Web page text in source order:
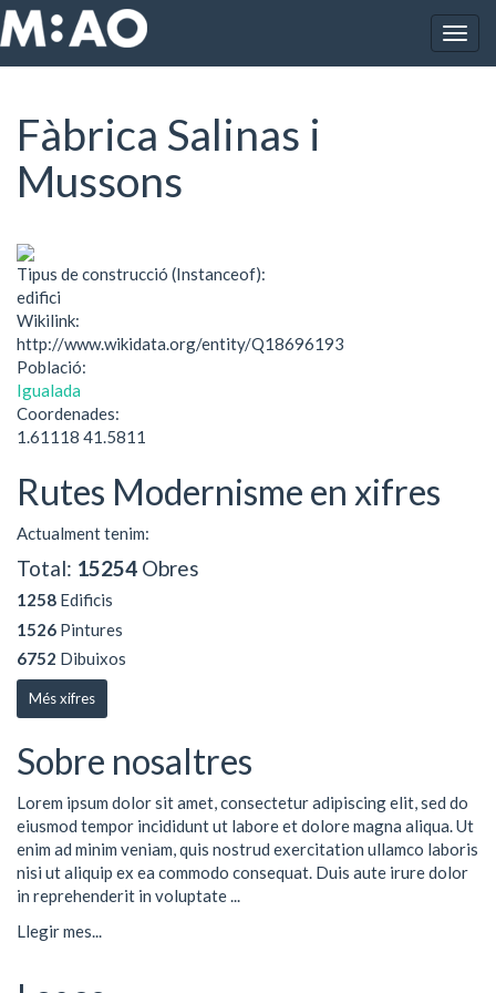
Vés al contingut
Inici Fàbrica Salinas i Mussons
Fàbrica Salinas i
Mussons
Tipus de construcció (Instanceof):
edifici
Wikilink:
http://www.wikidata.org/entity/Q18696193
Població:
Igualada
Coordenades:
1.61118 41.5811
Rutes Modernisme en xifres
Actualment tenim:
Total: 15254 Obres
1258 Edificis
1526 Pintures
6752 Dibuixos
Més xifres
Sobre nosaltres
Lorem ipsum dolor sit amet, consectetur adipiscing elit, sed do
eiusmod tempor incididunt ut labore et dolore magna aliqua. Ut
enim ad minim veniam, quis nostrud exercitation ullamco laboris
nisi ut aliquip ex ea commodo consequat. Duis aute irure dolor
in reprehenderit in voluptate ...
Llegir mes...